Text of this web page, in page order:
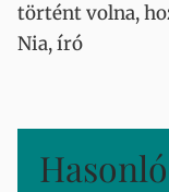
történt volna,
Nia, író